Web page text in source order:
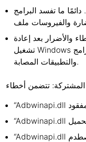
ما تفسد البرامج
والأضرار بعد إعادة
تشغيل Windows بشكل غير صحيح والعمل مع البرامج
والتطبيقات المصابة.